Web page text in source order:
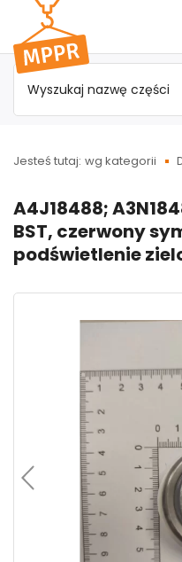
Przejdź do
menu
głównego
Jesteś tutaj: wg kategorii
A4J18488;
BST, czerwony
podświetlenie